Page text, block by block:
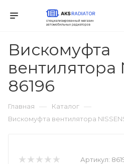
Вискомуфта
вентилятора
86196
Главная — Каталог —
Вискомуфта вентилятора
Артикул: